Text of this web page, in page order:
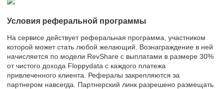
Условия реферальной программы
На сервисе действует реферальная программа, участником
которой может стать любой желающий. Вознаграждение в ней
начисляется по модели RevShare с выплатами в размере 30%
от чистого дохода Floppydata с каждого платежа
привлеченного клиента. Рефералы закрепляются за
партнером навсегда. Партнерский линк разрешено размещать